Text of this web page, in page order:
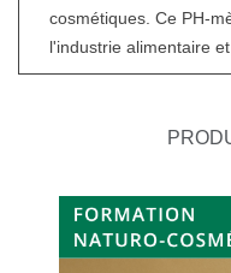
cosmétiques. Ce PH-
l'industrie alimentaire